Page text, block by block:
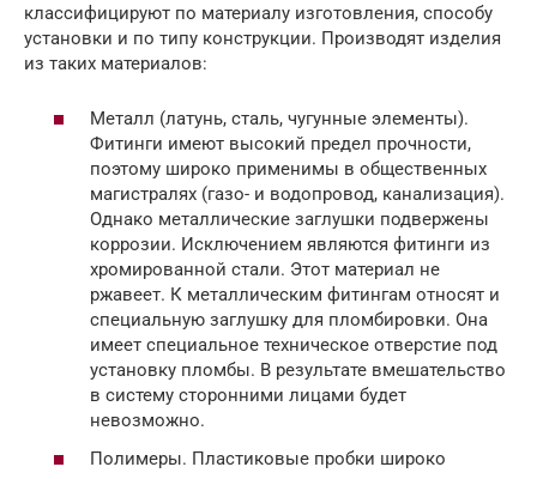
классифицируют по материалу изготовления, способу
установки и по типу конструкции. Производят изделия
из таких материалов:
Металл (латунь, сталь, чугунные элементы).
Фитинги имеют высокий предел прочности,
поэтому широко применимы в общественных
магистралях (газо- и водопровод, канализация).
Однако металлические заглушки подвержены
коррозии. Исключением являются фитинги из
хромированной стали. Этот материал не
ржавеет. К металлическим фитингам относят и
специальную заглушку для пломбировки. Она
имеет специальное техническое отверстие под
установку пломбы. В результате вмешательство
в систему сторонними лицами будет
невозможно.
Полимеры. Пластиковые пробки широко